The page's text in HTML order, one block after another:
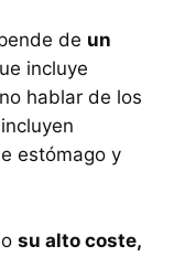
de un
incluye
hablar de los
estómago y
su alto coste,